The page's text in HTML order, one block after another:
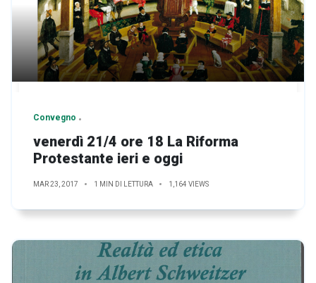
Convegno
venerdì 21/4 ore 18 La Riforma
Protestante ieri e oggi
MAR 23, 2017 1 MIN DI LETTURA 1,164 VIEWS